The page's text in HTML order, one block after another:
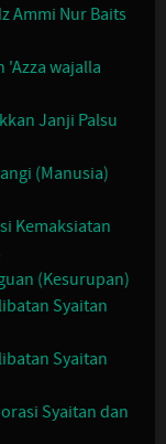
Ammi Nur Baits
'Azza wajalla
Janji Palsu
(Manusia)
Kemaksiatan
(Kesurupan)
Syaitan
Syaitan
Syaitan dan